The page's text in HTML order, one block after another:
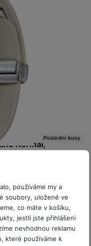
používáme my a
soubory, uložené ve
co máte v košíku,
jestli jste přihlášeni
nevhodnou reklamu
které používáme k
Normal,
Poslední kusy
sponou (velikost M/L)
Na splátky
od 31Kč
Do košíku